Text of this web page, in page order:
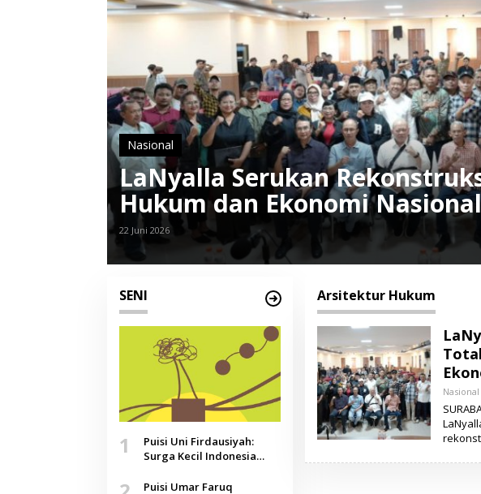
Nasional
LaNyalla Serukan
Hukum dan Ekonomi Nasional
22 Juni 2026
SENI
1
Puisi Uni Firdausiyah:
Surga Kecil Indonesia
Doa yang Jauh, Narasi
Puisi Umar Faruq
Arsitektur Hukum
Nasional